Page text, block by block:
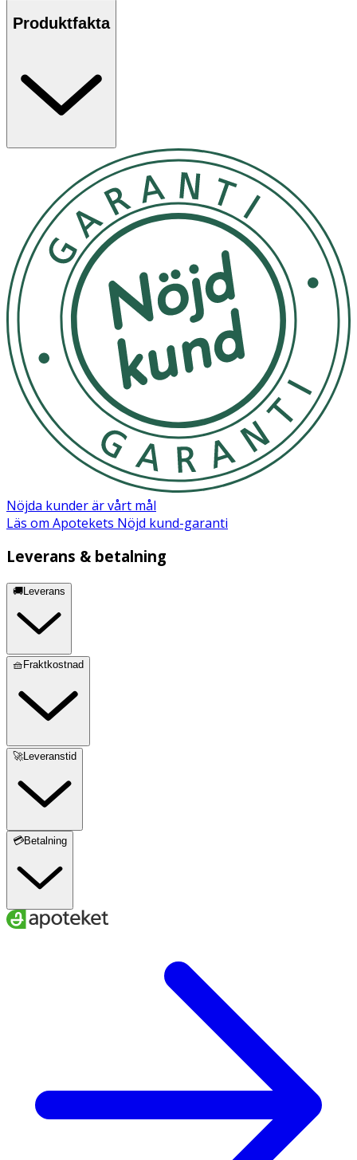
Produktfakta
Nöjda kunder är vårt mål
Läs om Apotekets Nöjd kund-garanti
Leverans & betalning
🚚Leverans
🧺Fraktkostnad
🚀Leveranstid
💳Betalning